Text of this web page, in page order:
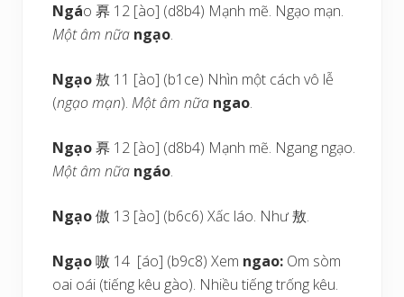
Ngáo 奡 12 [ào] (d8b4) Mạnh mẽ. Ngạo mạn.
Một âm nữa ngạo.
Ngạo敖 11 [ào] (b1ce) Nhìn một cách vô lễ
(ngạo mạn).Một âm nữa ngao.
Ngạo奡 12 [ào] (d8b4) Mạnh mẽ. Ngang ngạo.
Một âm nữa ngáo.
Ngạo傲 13 [ào] (b6c6) Xấc láo. Như 敖.
Ngạo嗷 14 [áo] (b9c8) Xem ngao: Om sòm
oai oái (tiếng kêu gào). Nhiều tiếng trống kêu.